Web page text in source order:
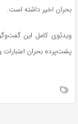
بحران اخیر داشته است.
ویدئوی کامل این
پشت‌پرده بحران